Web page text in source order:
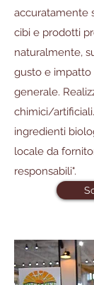
accuratamente
cibi e prodotti
naturalmente,
gusto e impatto
generale.
chimici/
ingredienti
locale da
responsabili".